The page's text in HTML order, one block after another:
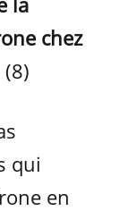
chez
(8)
qui
en